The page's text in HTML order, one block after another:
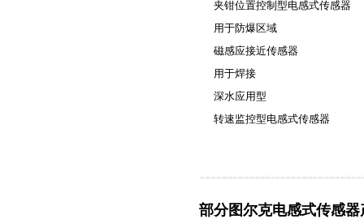
夹钳位置控制型电感式传感器
用于防爆区域
磁感应接近传感器
用于焊接
深水应用型
转速监控型电感式传感器
部分图尔克电感式传感器